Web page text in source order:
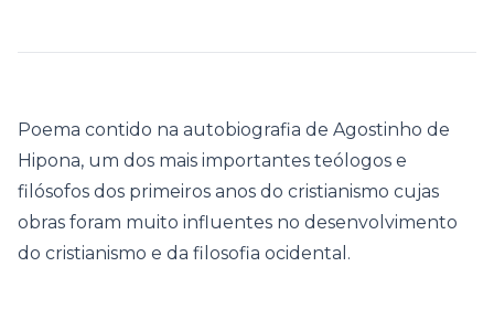
Poema contido na autobiografia de Agostinho de
Hipona, um dos mais importantes teólogos e
filósofos dos primeiros anos do cristianismo cujas
obras foram muito influentes no desenvolvimento
do cristianismo e da filosofia ocidental.